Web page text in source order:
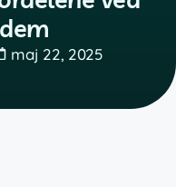
maj 22, 2025